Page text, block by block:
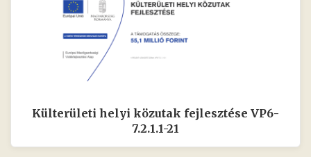
Külterületi helyi közutak fejlesztése VP6-
7.2.1.1-21